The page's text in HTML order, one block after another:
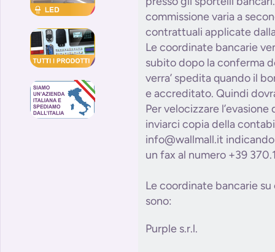
commissione varia a
contrattuali applicate
Le coordinate bancarie
subito dopo la conferma
verra’ spedita quando il
e accreditato. Quindi
Per velocizzare l’evasione
inviarci copia della
info@wallmall.it
un fax al numero +39
Le coordinate bancarie
sono:
Purple s.r.l.